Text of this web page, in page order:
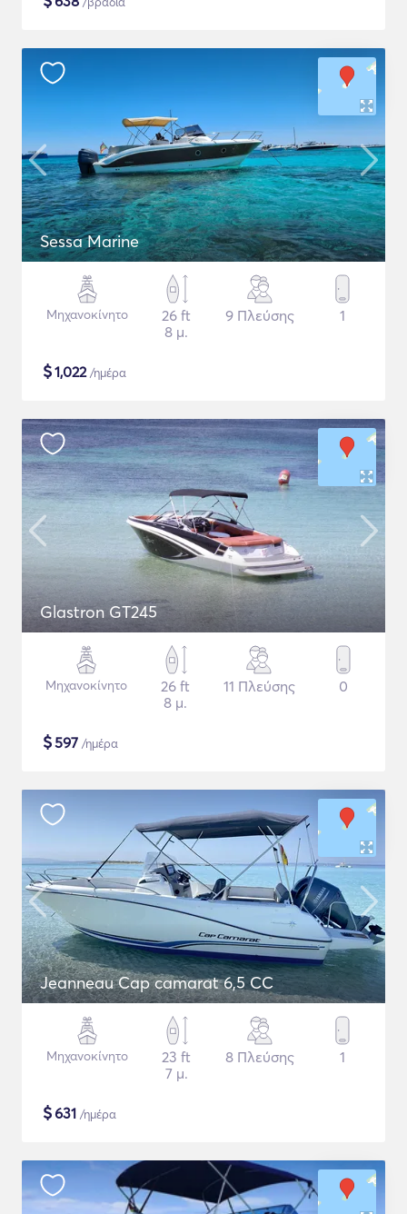
Sessa Marine
Μηχανοκίνητο
26 ft
8 μ.
9 Πλεύσης 1
$1,022/ημέρα
Glastron GT245
Μηχανοκίνητο
26 ft
8 μ.
11 Πλεύσης 0
$597 /ημέρα
Jeanneau Cap camarat 6,5 CC
Μηχανοκίνητο
23 ft
7 μ.
8 Πλεύσης 1
$631 /ημέρα